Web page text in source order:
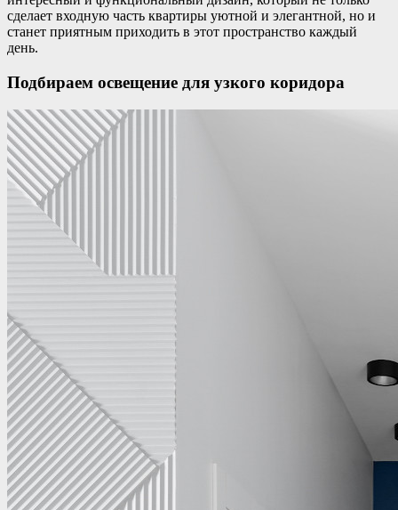
сделает входную часть квартиры уютной и элегантной, но и
станет приятным приходить в этот пространство каждый
день.
Подбираем освещение для узкого коридора